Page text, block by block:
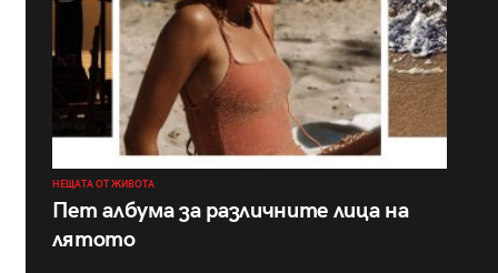
НЕЩАТА ОТ ЖИВОТА
Пет албума за различните лица на
лятото